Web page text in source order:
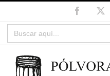
al
contenido
Facebook
Buscar: